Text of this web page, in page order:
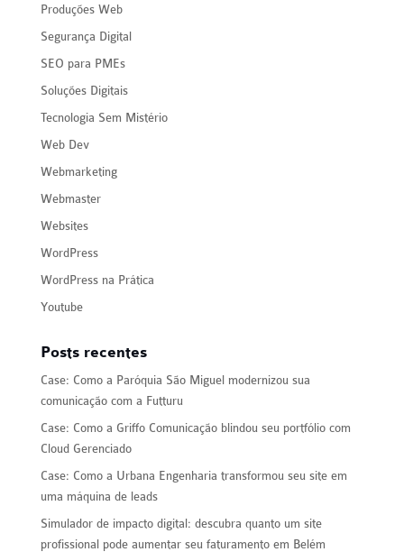
Produções Web
Segurança Digital
SEO para PMEs
Soluções Digitais
Tecnologia Sem Mistério
Web Dev
Webmarketing
Webmaster
Websites
WordPress
WordPress na Prática
Youtube
Posts recentes
Case: Como a Paróquia São Miguel modernizou sua
comunicação com a Futturu
Case: Como a Griffo Comunicação blindou seu portfólio com
Cloud Gerenciado
Case: Como a Urbana Engenharia transformou seu site em
uma máquina de leads
Simulador de impacto digital: descubra quanto um site
profissional pode aumentar seu faturamento em Belém